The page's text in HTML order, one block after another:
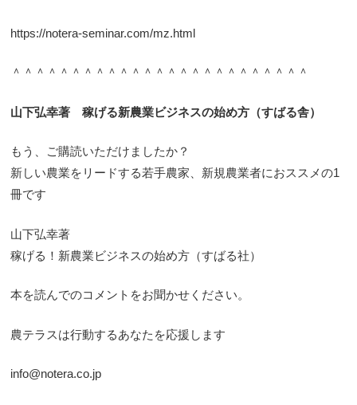
https://notera-seminar.com/mz.html
＾＾＾＾＾＾＾＾＾＾＾＾＾＾＾＾＾＾＾＾＾＾＾＾＾
山下弘幸著 稼げる新農業ビジネスの始め方（すばる舎）
もう、ご購読いただけましたか？
新しい農業をリードする若手農家、新規農業者におススメの1
冊です
山下弘幸著
稼げる！新農業ビジネスの始め方（すばる社）
本を読んでのコメントをお聞かせください。
農テラスは行動するあなたを応援します
info@notera.co.jp